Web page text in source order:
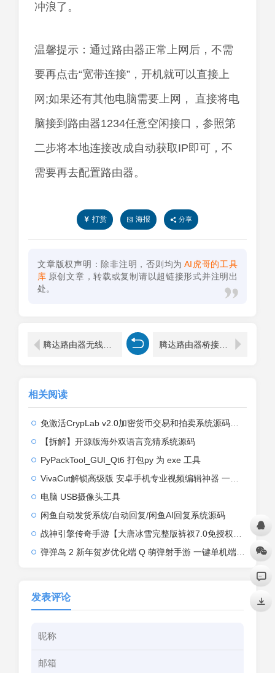
冲浪了。
温馨提示：通过路由器正常上网后，不需
要再点击“宽带连接”，开机就可以直接上
网;如果还有其他电脑需要上网， 直接将电
脑接到路由器1234任意空闲接口，参照第
二步将本地连接改成自动获取IP即可，不
需要再去配置路由器。
打赏 海报 分享
文章版权声明：除非注明，否则均为 AI虎哥的工具
库 原创文章，转载或复制请以超链接形式并注明出
处。
腾达路由器无线桥接上网配置 腾达路由器桥接设置图解(腾达路由器桥接设置图解教程)
相关阅读
免激活CrypLab v2.0加密货币交易和拍卖系统源码，前台新增中文后台全部汉化
【拆解】开源版海外双语言竞猜系统源码
PyPackTool_GUI_Qt6 打包py 为 exe 工具
VivaCut解锁高级版 安卓手机专业视频编辑神器 一键式AI加持
电脑 USB摄像头工具
闲鱼自动发货系统/自动回复/闲鱼AI回复系统源码
战神引擎传奇手游【大唐冰雪完整版裤衩7.0免授权】2026整理特色服务端+寒冬之城+万象古城+天威大陆+大唐盛世【站长亲测】
弹弹岛 2 新年贺岁优化端 Q 萌弹射手游 一键单机端 + Linux 手工端 + GM 后台 + 安卓 iOS 双端带教程
发表评论